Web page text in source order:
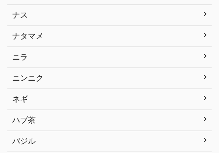
ナス
ナタマメ
ニラ
ニンニク
ネギ
ハブ茶
バジル